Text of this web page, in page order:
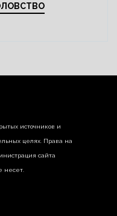
источников и
целях. Права на
сайта
несет.